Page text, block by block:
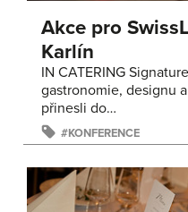
Akce pro
Karlín
IN CATERING
gastronomie, designu
přinesli do…
KONFERENCE